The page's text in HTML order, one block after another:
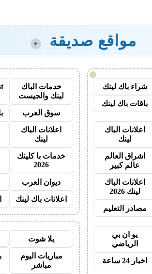
مواقع صديقة +
!
شراء باك لينك
باقات باك لينك
اعلانات الباك
لينك
اشراق العالم
عالم كبير
اعلانات الباك
لينك 2026
مصادر التعليم
يو ان بي
الرياضي
اخبار 24 ساعة
خدمات الباك
لينك والجيست
سوق العرب
اعلانات الباك
لينك
خدمات با كلينك
2026
ديوان العرب
اعلانات باك لينك
يلا شوت
مباريات اليوم
مباشر